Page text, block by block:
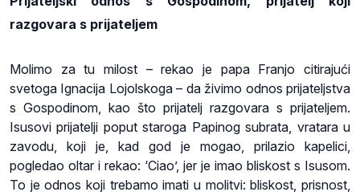
razgovara s prijateljem
Molimo za tu milost – rekao je papa Franjo citirajući
svetoga Ignacija Lojolskoga – da živimo odnos prijateljstva
s Gospodinom, kao što prijatelj razgovara s prijateljem.
Isusovi prijatelji poput staroga Papinog subrata, vratara u
zavodu, koji je, kad god je mogao, prilazio kapelici,
pogledao oltar i rekao: ‘Ciao’, jer je imao bliskost s Isusom.
To je odnos koji trebamo imati u molitvi: bliskost, prisnost,